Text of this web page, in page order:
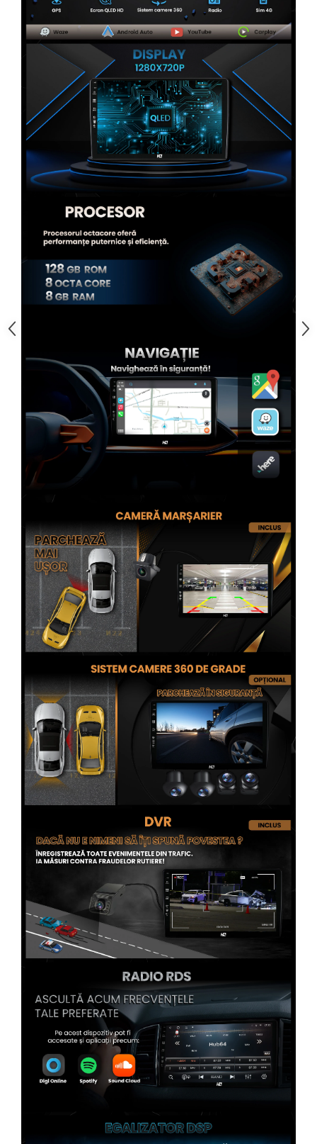
Rame adaptoare Nissan
Rame adaptoare Fiat
Rame adaptoare Hyundai
Rame adaptoare Chevrolet
Rame adaptoare Mitsubishi
Rame adaptoare Jeep
Rame adaptoare Chrysler
Rame adaptoare Dodge
Rame adaptoare Isuzu
Rame adaptoare Subaru
Rame adaptoare Iveco
Rame adaptoare Smart
Rame adaptoare Land Rover
Rame adaptoare Ssangyong
Conectica Auto
Conectică Audi
Conectică Ford
Conectică Volkswagen
Conectică Skoda
Conectică Honda
Conectică BMW
Conectică BMW
Conectică Chevrolet
Conectică Renault
Conectică Kia
Conectică Mitsubishi
Conectică Seat
Conectică Porsche
Conectică Toyota